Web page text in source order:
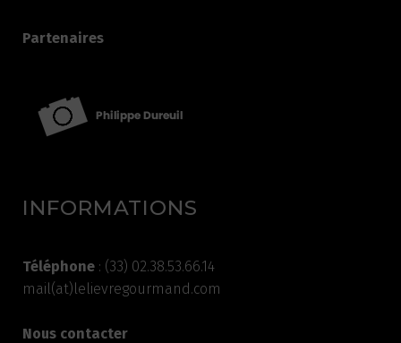
Partenaires
INFORMATIONS
Téléphone : (33) 02.38.53.66.14
mail(at)lelievregourmand.com
Nous contacter